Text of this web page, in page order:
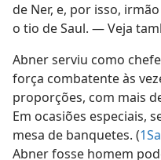
de Ner, e, por isso,
o tio de Saul. — Veja
Abner serviu como
força combatente às
proporções, com mais
Em ocasiões especiais,
mesa de banquetes. (
Abner fosse homem